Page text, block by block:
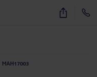
15
MAH17003